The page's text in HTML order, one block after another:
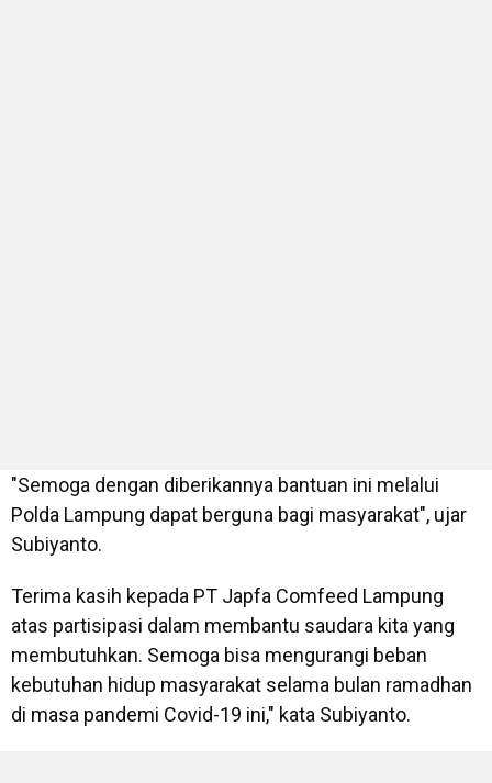
"Semoga dengan diberikannya bantuan ini melalui
Polda Lampung dapat berguna bagi masyarakat", ujar
Subiyanto.
Terima kasih kepada PT Japfa Comfeed Lampung
atas partisipasi dalam membantu saudara kita yang
membutuhkan. Semoga bisa mengurangi beban
kebutuhan hidup masyarakat selama bulan ramadhan
di masa pandemi Covid-19 ini," kata Subiyanto.